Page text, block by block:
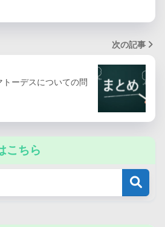
次の記事
トーデスについての問
こちら